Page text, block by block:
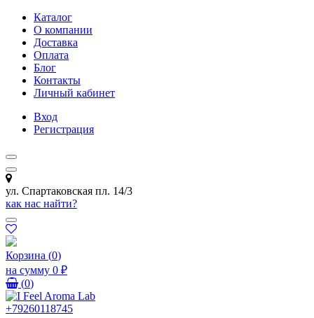
Каталог
О компании
Доставка
Оплата
Блог
Контакты
Личный кабинет
Вход
Регистрация
ул. Спартаковская пл. 14/3
как нас найти?
Корзина (0)
на сумму 0 ₽
(0)
+79260118745